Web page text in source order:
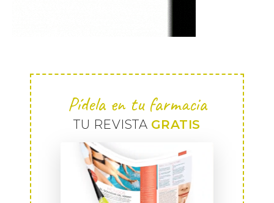
Pídela en tu farmacia
TU REVISTA GRATIS